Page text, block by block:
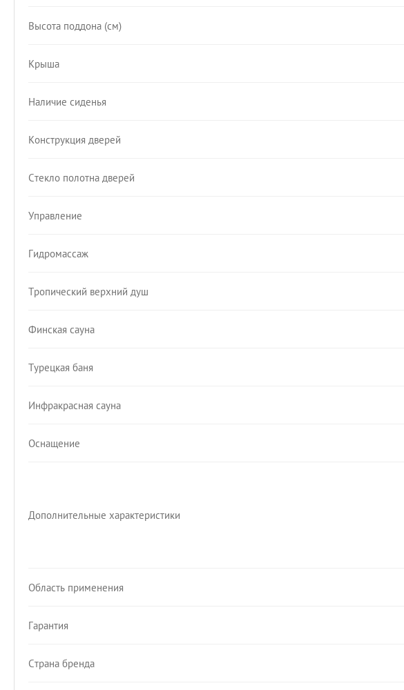
Высота поддона (см)
Крыша
Наличие сиденья
Конструкция дверей
Стекло полотна дверей
Управление
Гидромассаж
Тропический верхний душ
Финская сауна
Турецкая баня
Инфракрасная сауна
Оснащение
Дополнительные характеристики
Область применения
Гарантия
Страна бренда